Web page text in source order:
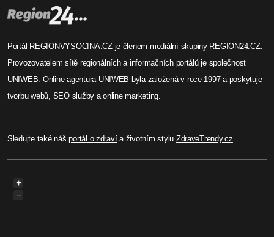
Portál REGIONVYSOCINA.CZ je členem mediální skupiny REGION24.CZ.
Provozovatelem sítě regionálních a informačních portálů je společnost
UNIWEB . Online agentura UNIWEB byla založená v roce 1997 a poskytuje
tvorbu webů, SEO služby a online marketing.
Sledujte také nášportál o zdravía životním stylu ZdraveTrendy.cz
+
−